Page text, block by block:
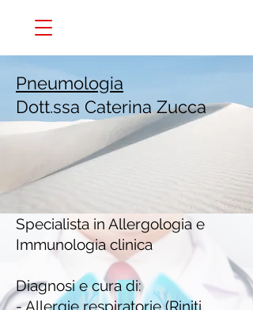
Pneumologia
Dott.ssa Caterina Zucca
Specialista in Allergologia e
Immunologia clinica
Diagnosi e cura di:
- Allergie respiratorie (Riniti,